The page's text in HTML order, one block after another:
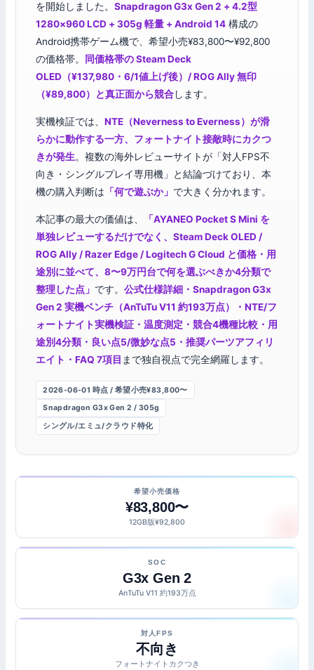
を開始しました。Snapdragon G3x Gen 2 + 4.2型
1280×960 LCD + 305g 軽量 + Android 14 構成の
Android携帯ゲーム機で、希望小売¥83,800〜¥92,800
の価格帯。
同価格帯の Steam Deck
OLED（¥137,980・6/1値上げ後）/ ROG Ally 無印
（¥89,800）と真正面から競合します。
実機検証では、NTE（Neverness to Everness）が滑
らかに動作する一方、フォートナイト接敵時にカクつ
きが発生。複数の海外レビューサイトが「対人FPS不
向き・シングルプレイ専用機」と結論づけており、本
機の購入判断は 「何で遊ぶか」 で大きく分かれます。
本記事の最大の価値は、
「AYANEO Pocket S Mini を
単独レビューするだけでなく、Steam Deck OLED /
ROG Ally / Razer Edge / Logitech G Cloud と価格・用
途別に並べて、8〜9万円台で何を選ぶべきか4分類で
整理した点」 です。公式仕様詳細・Snapdragon G3x
Gen 2 実機ベンチ（AnTuTu V11 約193万点）・NTE/フ
ォートナイト実機検証・温度測定・競合4機種比較・用
途別4分類・良い点5/微妙な点5・推奨パーツアフィリ
エイト・FAQ 7項目 まで独自視点で完全網羅します。
2026-06-01 時点 / 希望小売¥83,800〜
Snapdragon G3x Gen 2 / 305g
シングル/エミュ/クラウド特化
希望小売価格
¥83,800〜
12GB版¥92,800
SOC
G3x Gen 2
AnTuTu V11 約193万点
対人FPS
不向き
フォートナイトカクつき